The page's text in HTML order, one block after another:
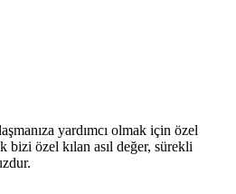
yardımcı olmak için özel
bizi özel kılan asıl değer, sürekli